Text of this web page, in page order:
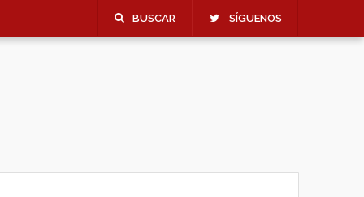
BUSCAR SÍGUENOS